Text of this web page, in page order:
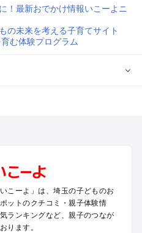
お出かけ
ルお出かけ
ルお出かけ
お出かけ
こーよ」は、埼玉の子どものお
ットのクチコミ・親子体験情
ランキングなど、親子のつなが
ります。